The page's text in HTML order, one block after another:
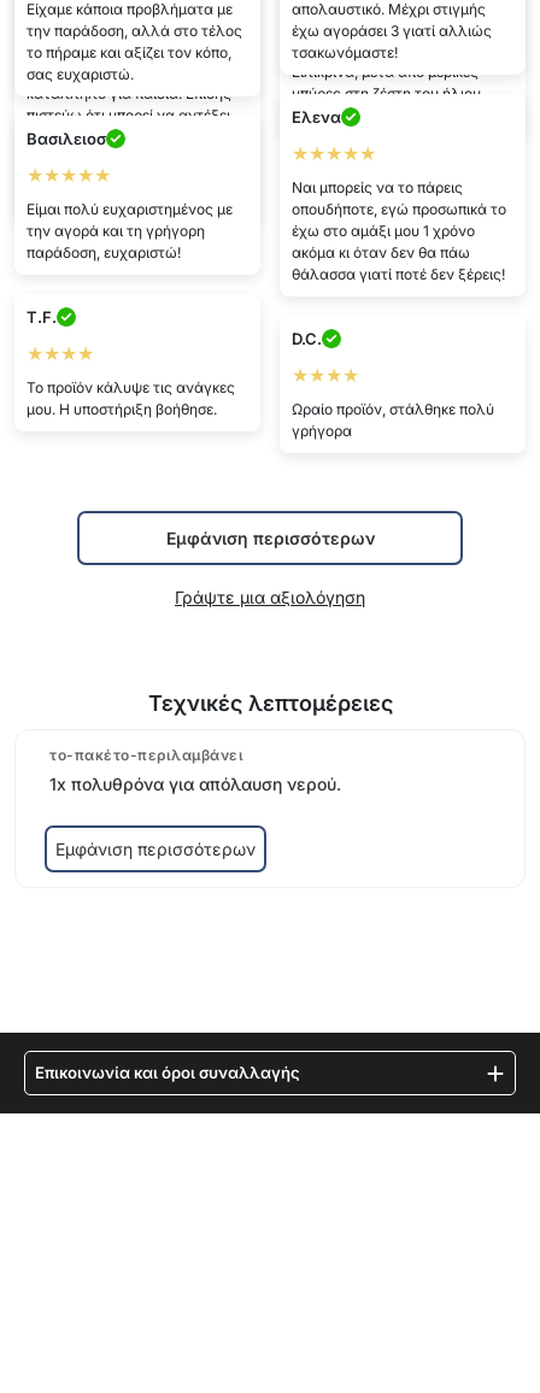
★★★★★
Το κάθισμα είναι υπέροχο! Είναι
κατάλληλο για παιδιά. Επίσης
πιστεύω ότι μπορεί να αντέξει
έναν άνθρωπο που ζυγίζει
λίγα λόγια, αξίζει να το
αγοράσετε!
★★★★★
Ειλικρινά, μετά από μερικές
μπύρες στη ζέστη του ήλιου,
αυτό το κάθισμα βολεύει...
απολαυστικό. Μέχρι στιγμής
έχω αγοράσει 3 γιατί αλλιώς
τσακωνόμαστε!
Είχαμε κάποια προβλήματα με
την παράδοση, αλλά στο τέλος
το πήραμε και αξίζει τον κόπο,
σας ευχαριστώ.
Ελενα
★★★★★
Ναι μπορείς να το πάρεις
οπουδήποτε, εγώ προσωπικά το
έχω στο αμάξι μου 1 χρόνο
ακόμα κι όταν δεν θα πάω
θάλασσα γιατί ποτέ δεν ξέρεις!
Βασιλειοσ
★★★★★
Είμαι πολύ ευχαριστημένος με
την αγορά και τη γρήγορη
παράδοση, ευχαριστώ!
T.F.
★★★★
Το προϊόν κάλυψε τις ανάγκες
μου. Η υποστήριξη βοήθησε.
D.C.
★★★★
Ωραίο προϊόν, στάλθηκε πολύ
γρήγορα
Εμφάνιση περισσότερων
Γράψτε μια αξιολόγηση
Τεχνικές λεπτομέρειες
το-πακέτο-περιλαμβάνει
1x πολυθρόνα για απόλαυση νερού.
Εμφάνιση περισσότερων
Επικοινωνία και όροι συναλλαγής